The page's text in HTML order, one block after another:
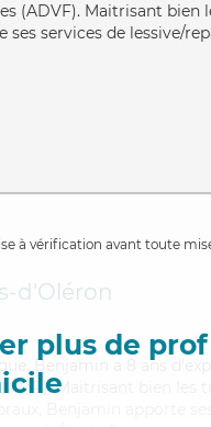
(ADVF). Maitrisant
ses services de lessive/
à vérification avant toute
plus de
d'Oléron
Benjamin a 8 ans
Maitrisant bien les